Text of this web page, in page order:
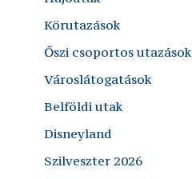
Körutazások
Őszi csoportos utazások
Városlátogatások
Belföldi utak
Disneyland
Szilveszter 2026